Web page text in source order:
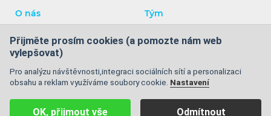
FacebookInstagramYouTubeLinkedIn
O nás Tým
Blog Kontakty
Obchodní podmínky|Ochrana osobních údajů|Cookies|
Mapa stránek| © 2008 - 2026 GrowJOB Institute
Přijměte prosím cookies (a pomozte nám web
vylepšovat)
Pro analýzu návštěvnosti,integraci sociálních sítí a personalizaci
obsahu a reklam využíváme soubory cookie. Nastavení
OK, přijmout vše Odmítnout